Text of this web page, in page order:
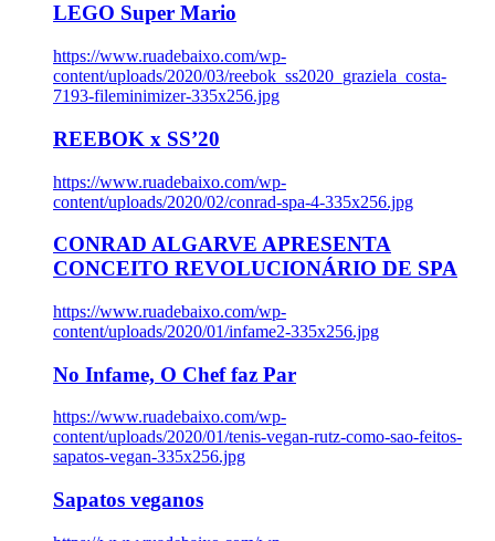
LEGO Super Mario
https://www.ruadebaixo.com/wp-
content/uploads/2020/03/reebok_ss2020_graziela_costa-
7193-fileminimizer-335x256.jpg
REEBOK x SS’20
https://www.ruadebaixo.com/wp-
content/uploads/2020/02/conrad-spa-4-335x256.jpg
CONRAD ALGARVE APRESENTA
CONCEITO REVOLUCIONÁRIO DE SPA
https://www.ruadebaixo.com/wp-
content/uploads/2020/01/infame2-335x256.jpg
No Infame, O Chef faz Par
https://www.ruadebaixo.com/wp-
content/uploads/2020/01/tenis-vegan-rutz-como-sao-feitos-
sapatos-vegan-335x256.jpg
Sapatos veganos